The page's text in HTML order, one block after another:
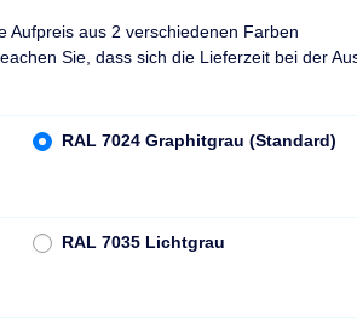
Aufpreis aus 2 verschiedenen Farben
Sie, dass sich die Lieferzeit bei der
RAL 7024 Graphitgrau (Standard)
RAL 7035 Lichtgrau